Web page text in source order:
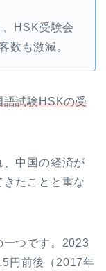
HSK受験会
数も激減。
語試験HSKの受
、中国の経済が
たことと重な
一つです。2023
円前後（2017年